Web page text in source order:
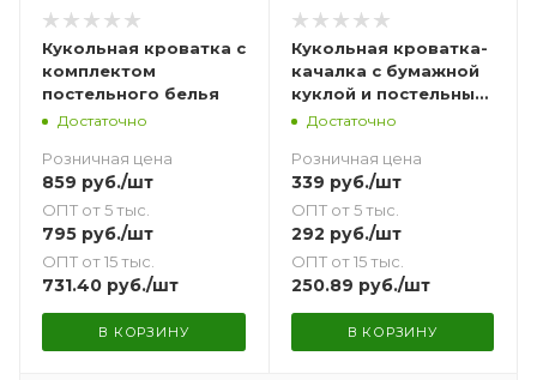
Кукольная кроватка с
комплектом
постельного белья
Достаточно
Розничная цена
859 руб./шт
ОПТ от 5 тыс.
795 руб./шт
ОПТ от 15 тыс.
731.40 руб./шт
В КОРЗИНУ
Кукольная кроватка-
качалка с бумажной
куклой и постельным
бельем 33 см
Достаточно
Розничная цена
339 руб./шт
ОПТ от 5 тыс.
292 руб./шт
ОПТ от 15 тыс.
250.89 руб./шт
В КОРЗИНУ